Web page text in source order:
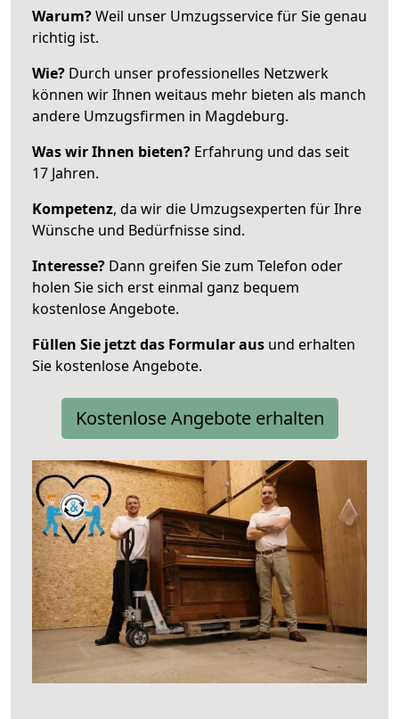
Warum?Weil unser Umzugsservice für Sie genau
richtig ist.
Wie? Durch unser professionelles Netzwerk
können wir Ihnen weitaus mehr bieten als manch
andere Umzugsfirmen in Magdeburg.
Was wir Ihnen bieten? Erfahrung und das seit
17 Jahren.
Kompetenz, da wir die Umzugsexperten für Ihre
Wünsche und Bedürfnisse sind.
Interesse? Dann greifen Sie zum Telefon oder
holen Sie sich erst einmal ganz bequem
kostenlose Angebote.
Füllen Sie jetzt das Formular aus und erhalten
Sie kostenlose Angebote.
Kostenlose Angebote erhalten